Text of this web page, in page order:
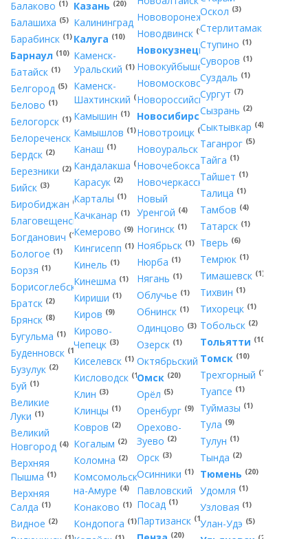
Балаково (1)
Балашиха (5)
Барабинск (1)
Барнаул (10)
Батайск (1)
Белгород (5)
Белово (1)
Белогорск (1)
Белореченск (1)
Бердск (2)
Березники (2)
Бийск (3)
Биробиджан (1)
Благовещенск (4)
Богданович (1)
Бологое (1)
Борзя (1)
Борисоглебск (1)
Братск (2)
Брянск (8)
Бугульма (1)
Буденновск (1)
Бузулук (2)
Буй (1)
Великие
Луки (1)
Великий
Новгород (4)
Верхняя
Пышма (1)
Верхняя
Салда (1)
Видное (2)
Казань (20)
Калининград (8)
Калуга (10)
Каменск-
Уральский (1)
Каменск-
Шахтинский (1)
Камышин (1)
Камышлов (1)
Канаш (1)
Кандалакша (1)
Карасук (2)
Карталы (1)
Качканар (1)
Кемерово (9)
Кингисепп (1)
Кинель (1)
Кинешма (1)
Кириши (1)
Киров (9)
Кирово-
Чепецк (3)
Киселевск (1)
Кисловодск (1)
Клин (3)
Клинцы (1)
Ковров (2)
Когалым (2)
Коломна (2)
Комсомольск-
на-Амуре (4)
Конаково (1)
Кондопога (1)
Нововоронеж (1)
Новодвинск (1)
Новокузнецк (20)
Новокуйбышевск (1)
Новомосковск (3)
Новороссийск (5)
Новосибирск (40)
Новотроицк (2)
Новоуральск (2)
Новочебоксарск (1)
Новочеркасск (3)
Новый
Уренгой (4)
Ногинск (1)
Ноябрьск (1)
Нюрба (1)
Нягань (1)
Облучье (1)
Обнинск (1)
Одинцово (3)
Озерск (1)
Октябрьский (1)
Омск (20)
Орёл (5)
Оренбург (9)
Орехово-
Зуево (2)
Орск (3)
Осинники (1)
Павловский
Посад (1)
Партизанск (1)
(20)
Оскол (3)
Стерлитамак
Ступино (1)
Суворов (1)
Суздаль (1)
Сургут (7)
Сызрань (2)
Сыктывкар (4)
Таганрог (5)
Тайга (1)
Тайшет (1)
Талица (1)
Тамбов (4)
Татарск (1)
Тверь (6)
Темрюк (1)
Тимашевск (1)
Тихвин (1)
Тихорецк (1)
Тобольск (2)
Тольятти (10)
Томск (10)
Трехгорный (1)
Туапсе (1)
Туймазы (1)
Тула (9)
Тулун (1)
Тында (2)
Тюмень (20)
Удомля (1)
Узловая (1)
Улан-Удэ (5)